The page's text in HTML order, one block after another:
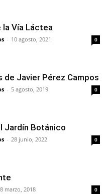
la Vía Láctea
- 10 agosto, 2021 0
de Javier Pérez Campos
- 5 agosto, 2019 0
Jardín Botánico
- 28 junio, 2022 0
8 marzo, 2018 0